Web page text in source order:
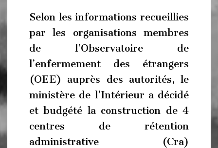
Selon les informations recueillies
par les organisations membres
de l’Observatoire de
l’enfermement des étrangers
(OEE) auprès des autorités, le
ministère de l’Intérieur a décidé
et budgété la construction de 4
centres de rétention
administrative (Cra)